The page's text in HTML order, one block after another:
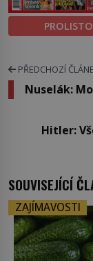
PŘEDCHOZÍ
Nuselák:
Hitler:
SOUVISEJÍCÍ
ZAJÍMAVOSTI